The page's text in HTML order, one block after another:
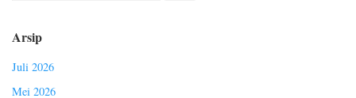
Arsip
Juli 2026
Mei 2026